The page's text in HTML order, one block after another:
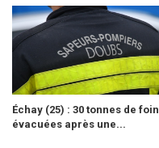
Échay (25) : 30 tonnes de foin
évacuées après une...